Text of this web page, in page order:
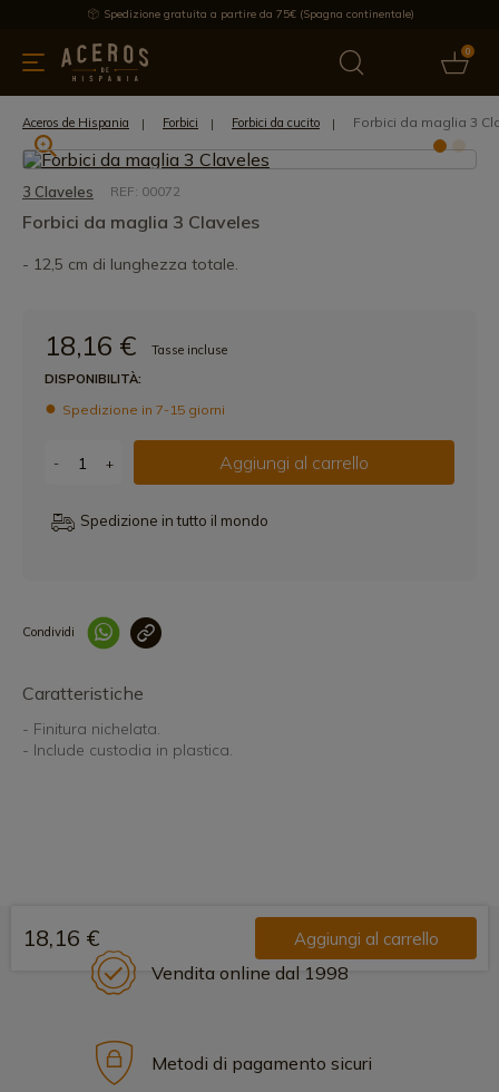
Spedizione gratuita a partire da 75€ (Spagna continentale)
0
cucina Offre Ultime notizie Venduti Marche
Aceros de Hispania Forbici Forbici da cucito Forbici da maglia 3
3 Claveles REF: 00072
Forbici da maglia 3 Claveles
- 12,5 cm di lunghezza totale.
18,16 €
Tasse incluse
DISPONIBILITÀ:
Spedizione in 7-15 giorni
- + Aggiungi al carrello
Spedizione in tutto il mondo
Condividi
Caratteristiche
- Finitura nichelata.
- Include custodia in plastica.
18,16 € Aggiungi al carrello
Vendita online dal 1998
Metodi di pagamento sicuri